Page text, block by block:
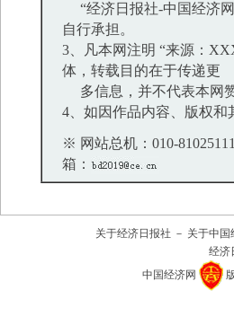
“经济日报社-中国经济
自行承担。
3、凡本网注明 “来源：
体，转载目的在于传递更
多信息，并不代表本网
4、如因作品内容、版权和
※ 网站总机：010-
箱：
关于经济日报社 － 关于中国
经济
中国经济网